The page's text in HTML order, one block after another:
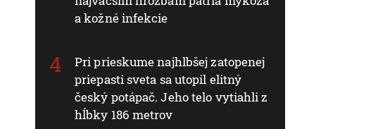
a kožné infekcie
Pri prieskume najhlbšej zatopenej
priepasti sveta sa utopil elitný
český potápač. Jeho telo vytiahli z
hĺbky 186 metrov